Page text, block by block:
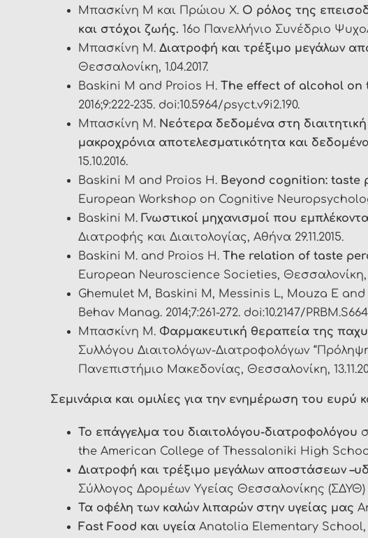
Μπασκίνη Μ και Πρώιου Χ. Ο ρόλος της
και στόχοι ζωής. 16ο Πανελλήνιο Συνέδριο
Μπασκίνη Μ. Διατροφή και τρέξιμο μεγάλων
Θεσσαλονίκη, 1.04.2017.
Baskini Μ and Proios H. The effect of alcohol
2016;9:222-235. doi:10.5964/psyct.v9i2.190.
Μπασκίνη Μ. Νεότερα δεδομένα στη
μακροχρόνια αποτελεσματικότητα και
15.10.2016.
Baskini Μ and Proios H. Beyond cognition: taste
European Workshop on Cognitive
Baskini M. Γνωστικοί μηχανισμοί που
Διατροφής και Διαιτολογίας, Αθήνα 29.11.2015.
Baskini M. and Proios H. The relation of taste
European Neuroscience Societies, Θεσσαλονίκη,
Ghemulet M, Baskini M, Messinis L, Mouza E and
Behav Manag. 2014;7:261-272. doi:10.2147/
Μπασκίνη Μ. Φαρμακευτική θεραπεία της
Συλλόγου Διαιτολόγων-Διατροφολόγων
Πανεπιστήμιο Μακεδονίας, Θεσσαλονίκη,
Σεμινάρια και ομιλίες για την ενημέρωση του ευρύ
Το επάγγελμα του διαιτολόγου-διατροφολόγου
the American College of Thessaloniki High School,
Διατροφή και τρέξιμο μεγάλων αποστάσεων
Σύλλογος Δρομέων Υγείας Θεσσαλονίκης (ΣΔΥΘ)
Τα οφέλη των καλών λιπαρών στην υγείας μας
Fast Food και υγεία Anatolia Elementary School,